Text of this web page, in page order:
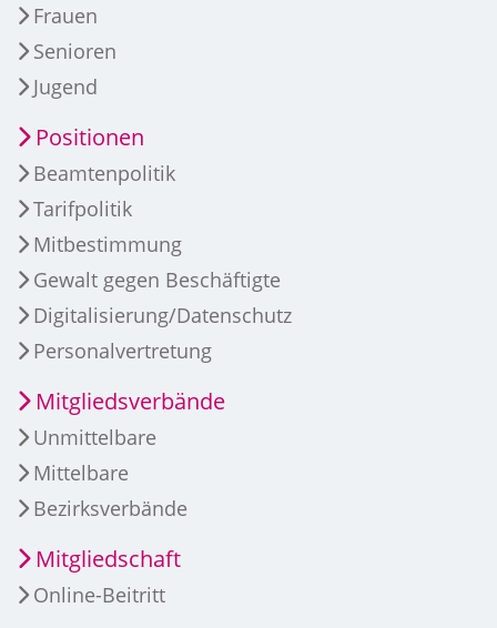
Frauen
Senioren
Jugend
Positionen
Beamtenpolitik
Tarifpolitik
Mitbestimmung
Gewalt gegen Beschäftigte
Digitalisierung/Datenschutz
Personalvertretung
Mitgliedsverbände
Unmittelbare
Mittelbare
Bezirksverbände
Mitgliedschaft
Online-Beitritt